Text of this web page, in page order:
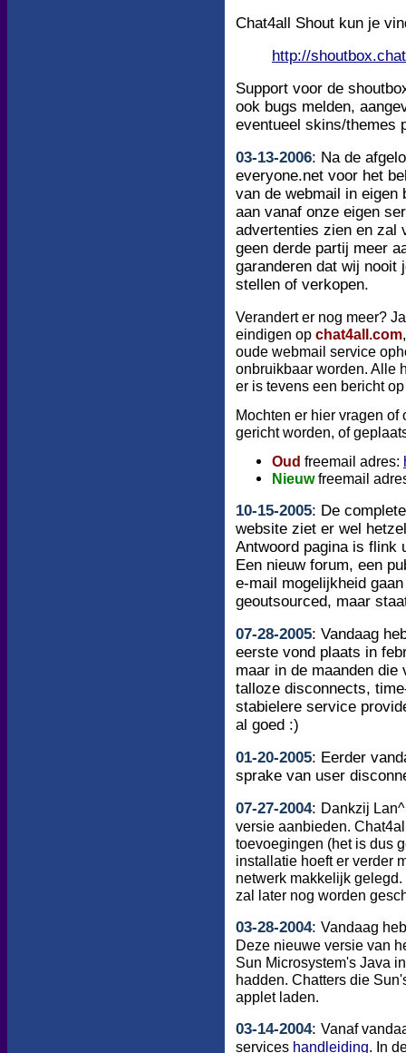
Chat4all Shout kun je
http://
Support voor de
ook bugs melden,
eventueel skins/themes
03-13-2006: Na de
everyone.net voor het
van de webmail in eigen
aan vanaf onze eigen
advertenties zien en zal
geen derde partij meer
garanderen dat wij nooit
stellen of verkopen.
Verandert er nog meer?
eindigen op chat4all.com
oude webmail service
onbruikbaar worden. Alle
er is tevens een bericht
Mochten er hier vragen
gericht worden, of
Oud freemail adres:
Nieuwfreemail
10-15-2005: De
website ziet er wel
Antwoord pagina is flink
Een nieuw forum, een
e-mail mogelijkheid
geoutsourced, maar
07-28-2005: Vandaag
eerste vond plaats in
maar in de maanden
talloze disconnects,
stabielere service
al goed :)
01-20-2005: Eerder
sprake van user
07-27-2004: Dankzij
versie aanbieden.
toevoegingen (het is dus
installatie hoeft er verder
netwerk makkelijk
zal later nog worden
03-28-2004: Vandaag
Deze nieuwe versie van
Sun Microsystem's Java
hadden. Chatters die
applet laden.
03-14-2004: Vanaf
services handleiding. In